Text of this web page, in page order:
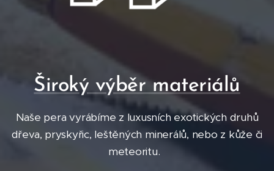
Široký výběr materiálů
Naše pera vyrábíme z luxusních exotických druhů
dřeva, pryskyřic, leštěných minerálů, nebo z kůže či
meteoritu.